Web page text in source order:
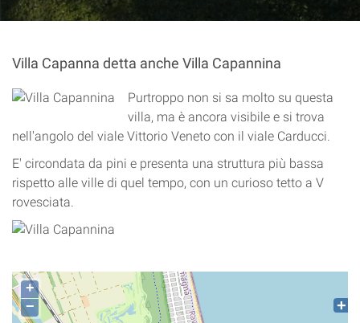
Villa Capanna detta anche Villa Capannina
Purtroppo non si sa molto su questa
villa, ma è ancora visibile e si trova
nell'angolo del viale Vittorio Veneto con il viale Carducci.
E' circondata da pini e presenta una struttura più bassa
rispetto alle ville di quel tempo, con un curioso tetto a V
rovesciata.
+
−